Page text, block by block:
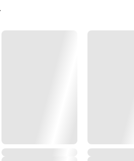
ชชู่เปียกออกมา แล้วเดินเข้าไปหาเต